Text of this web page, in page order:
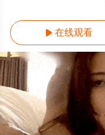
 在线观看